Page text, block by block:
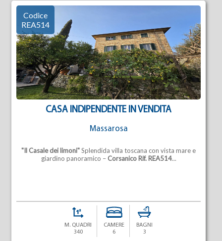
CASA INDIPENDENTE IN VENDITA
Massarosa
Codice
REA514
"Il Casale dei limoni"Splendida villa toscana con vista mare e
giardino panoramico –Corsanico Rif. REA514...
M. QUADRI
340
CAMERE
6
BAGNI
3